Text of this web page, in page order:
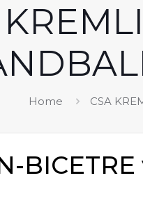
Home CSA